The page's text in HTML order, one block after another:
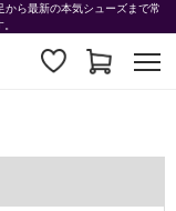
ら最新の本気シューズまで常